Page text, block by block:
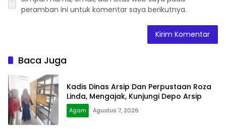
peramban ini untuk komentar saya berikutnya.
Baca Juga
Kadis Dinas Arsip Dan Perpustaan Roza
Linda, Mengajak, Kunjungi Depo Arsip
Agam Agustus 7, 2026